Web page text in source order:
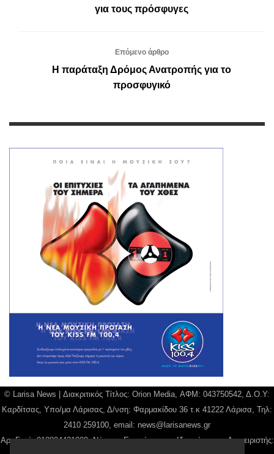
για τους πρόσφυγες
Επόμενο άρθρο
Η παράταξη Δρόμος Ανατροπής για το
προσφυγικό
© Larisa News | Διακριτικός Τίτλος: Orion Media, ΑΦΜ: 043750542, Δ.Ο.Υ:
Καρδίτσας, Υπο/μα Λάρισας, Δ/νση: Φαρμακίδου 36 τ.κ 41222 Λάρισα, Τηλ:
2410 259100, email: news@larisanews.gr
Αρ. Γεμή: 018804431000, Νόμιμος Εκπρόσωπος, Ιδιοκτήτης και Διαχειριστής: